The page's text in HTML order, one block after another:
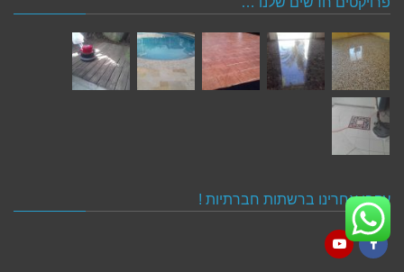
עקבו אחרינו ברשתות חברתיות !